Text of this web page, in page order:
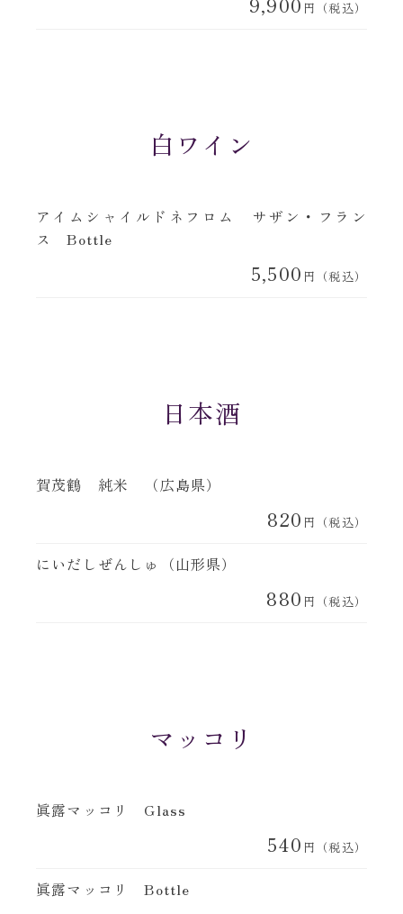
円（税込）
白ワイン
アイムシャイルドネフロム サザン・フラン
ス Bottle
5,500 円（税込）
日本酒
賀茂鶴 純米 （広島県）
820 円（税込）
にいだしぜんしゅ（山形県）
880 円（税込）
マッコリ
眞露マッコリ Glass
540 円（税込）
眞露マッコリ Bottle